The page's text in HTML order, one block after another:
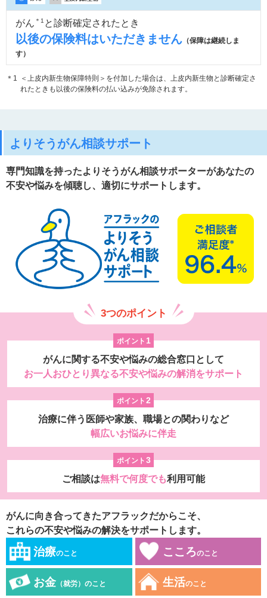
がん ＊1 と診断確定されたとき
以後の保険料はいただきません （保障は継続しま
す）
＊1
＜上皮内新生物保障特則＞を付加した場合は、上皮内新生物と診断確定さ
れたときも以後の保険料の払い込みが免除されます。
よりそうがん相談サポート
専門知識を持ったよりそうがん相談サポーターがあなたの
不安や悩みを傾聴し、適切にサポートします。
3つのポイント
ポイント 1
がんに関する不安や悩みの総合窓口として
お一人おひとり異なる不安や悩みの解消をサポート
ポイント 2
治療に伴う医師や家族、職場との関わりなど
幅広いお悩みに伴走
ポイント 3
ご相談は無料で何度でも利用可能
治療のこと こころのこと
お金 （就労）のこと 生活のこと
がんに向き合ってきたアフラックだからこそ、
これらの不安や悩みの解決をサポートします。